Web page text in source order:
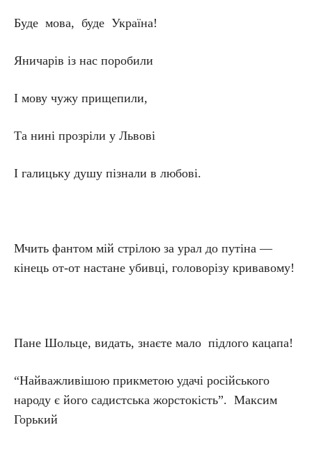
Буде мова, буде Україна!
Яничарів із нас поробили
І мову чужу прищепили,
Та нині прозріли у Львові
І галицьку душу пізнали в любові.
Мчить фантом мій стрілою за урал до путіна —
кінець от-от настане убивці, головорізу кривавому!
Пане Шольце, видать, знаєте мало підлого кацапа!
“Найважливішою прикметою удачі російського
народу є його садистська жорстокість”. Максим
Горький